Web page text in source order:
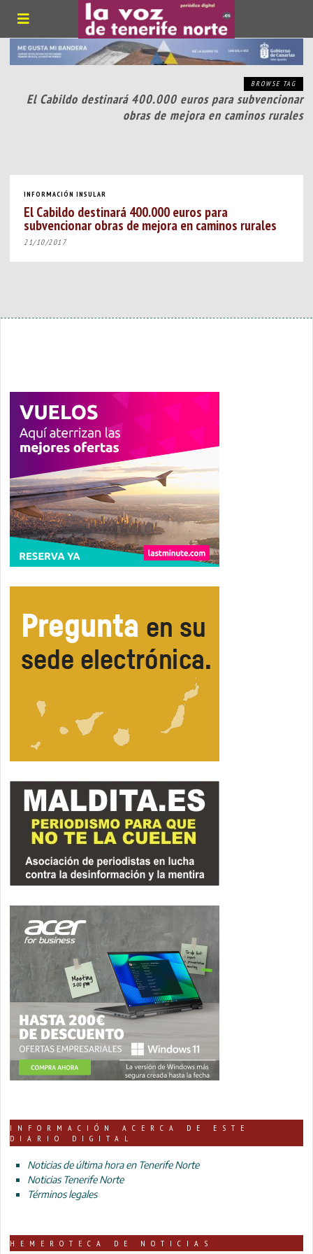
BROWSE TAG
El Cabildo destinará 400.000 euros para subvencionar
obras de mejora en caminos rurales
INFORMACIÓN INSULAR
El Cabildo destinará 400.000 euros para
subvencionar obras de mejora en caminos rurales
21/10/2017
INFORMACIÓN ACERCA DE ESTE
DIARIO DIGITAL
Noticias de última hora en Tenerife Norte
Noticias Tenerife Norte
Términos legales
HEMEROTECA DE NOTICIAS